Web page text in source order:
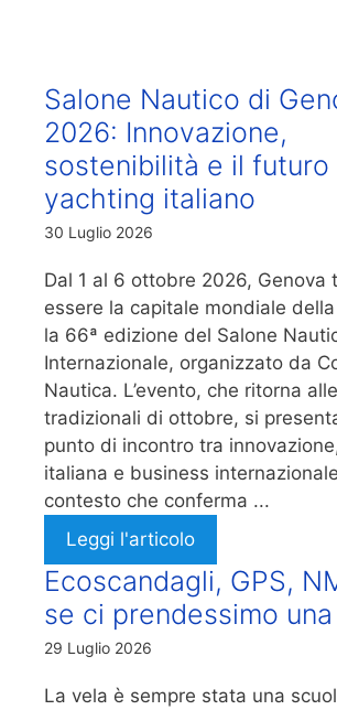
Salone Nautico di
2026: Innovazione,
sostenibilità e il futuro
yachting italiano
30 Luglio 2026
Dal 1 al 6 ottobre 2026, Genova
essere la capitale mondiale
la 66ª edizione del Salone
Internazionale, organizzato da
Nautica. L’evento, che ritorna
tradizionali di ottobre, si
punto di incontro tra
italiana e business
contesto che conferma ...
Leggi l'articolo
Ecoscandagli, GPS,
se ci prendessimo una
29 Luglio 2026
La vela è sempre stata una